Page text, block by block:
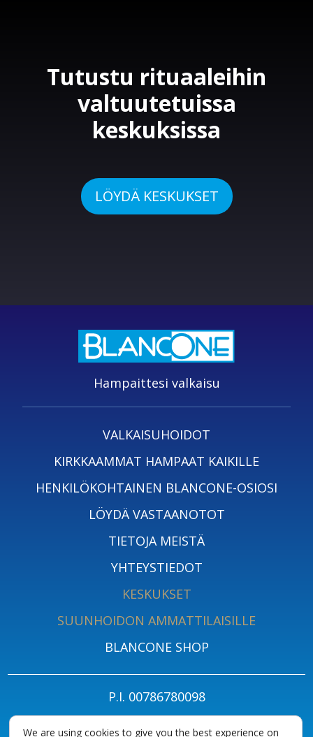
Tutustu rituaaleihin
valtuutetuissa
keskuksissa
LÖYDÄ KESKUKSET
Hampaittesi valkaisu
VALKAISUHOIDOT
KIRKKAAMMAT HAMPAAT KAIKILLE
HENKILÖKOHTAINEN BLANCONE-OSIOSI
LÖYDÄ VASTAANOTOT
TIETOJA MEISTÄ
YHTEYSTIEDOT
KESKUKSET
SUUNHOIDON AMMATTILAISILLE
BLANCONE SHOP
P.I. 00786780098
PRIVACY POLICY FOR PATIENTS TIETOSUOJAKÄYTÄNTÖ EVÄSTEET
We are using cookies to give you the best experience on